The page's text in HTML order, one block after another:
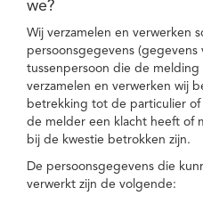
we?
Wij verzamelen en verwerken
persoonsgegevens
tussenpersoon die de melding
verzamelen en verwerken wij
betrekking tot de particulier
de melder een klacht heeft of
bij de kwestie betrokken zijn.
De persoonsgegevens die
verwerkt zijn de volgende: